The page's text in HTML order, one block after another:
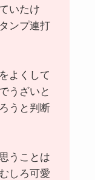
いたけ
ンプ連打
よくして
うざいと
うと判断
うことは
しろ可愛